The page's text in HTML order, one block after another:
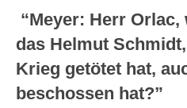
“Meyer: Herr
das Helmut
Krieg getötet hat,
beschossen hat?”